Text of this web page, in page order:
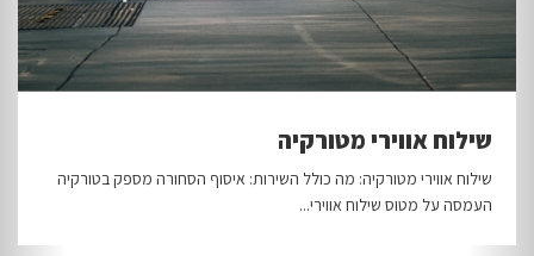
שילוח אווירי מטורקיה
שילוח אווירי מטורקיה: מה כולל השירות: איסוף הסחורה מספק בטורקיה
העמסה על מטוס שילוח אווירי...